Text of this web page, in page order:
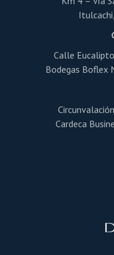
Calle
Bodegas Boflex
Cardeca